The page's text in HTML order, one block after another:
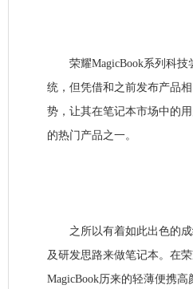
荣耀MagicBook系列科技
统，但凭借和之前发布产品
势，让其在笔记本市场中的
的热门产品之一。
之所以有着如此出色的成
及研发思路来做笔记本。在
MagicBook历来的轻薄便携